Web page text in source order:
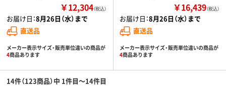
￥12,304（税込）
お届け日：8月26日（水）まで
直送品
メーカー表示サイズ・販売単位違いの商品が
4商品あります
￥16,439（税込）
お届け日：8月26日（水）まで
直送品
メーカー表示サイズ・販売単位違いの商品が
4商品あります
14件（123商品）中 1件目～14件目